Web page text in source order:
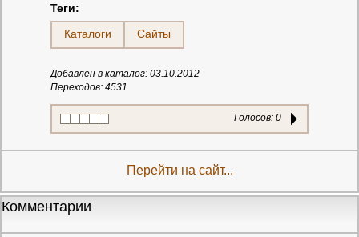
Теги:
Каталоги
Сайты
Добавлен в каталог: 03.10.2012
Переходов: 4531
Голосов: 0
Перейти на сайт...
Комментарии